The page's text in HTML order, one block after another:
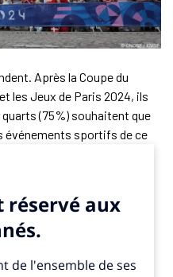
Après la Coupe du
les Jeux de Paris 2024, ils
(75%) souhaitent que
événements sportifs de ce
annuel de Territoires
par Toluna Harris
événements sportifs
est “une bonne chose”,